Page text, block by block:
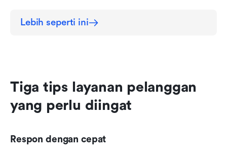
Lebih seperti ini
Tiga tips layanan pelanggan
yang perlu diingat
Respon dengan cepat